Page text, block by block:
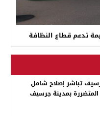
تدعم قطاع النظافة
تباشر إصلاح شامل
بمدينة جرسيف